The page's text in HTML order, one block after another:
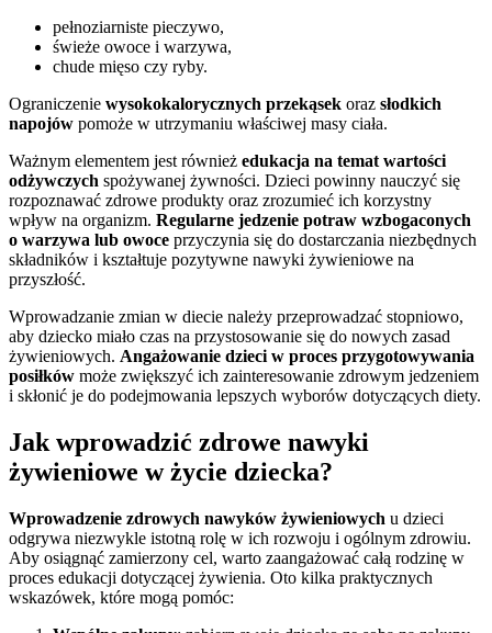
pełnoziarniste pieczywo,
świeże owoce i warzywa,
chude mięso czy ryby.
Ograniczenie wysokokalorycznych przekąsek oraz słodkich
napojów pomoże w utrzymaniu właściwej masy ciała.
Ważnym elementem jest również edukacja na temat wartości
odżywczych spożywanej żywności. Dzieci powinny nauczyć się
rozpoznawać zdrowe produkty oraz zrozumieć ich korzystny
wpływ na organizm. Regularne jedzenie potraw wzbogaconych
o warzywa lub owoce przyczynia się do dostarczania niezbędnych
składników i kształtuje pozytywne nawyki żywieniowe na
przyszłość.
Wprowadzanie zmian w diecie należy przeprowadzać stopniowo,
aby dziecko miało czas na przystosowanie się do nowych zasad
żywieniowych. Angażowanie dzieci w proces przygotowywania
posiłków może zwiększyć ich zainteresowanie zdrowym jedzeniem
i skłonić je do podejmowania lepszych wyborów dotyczących diety.
Jak wprowadzić zdrowe nawyki
żywieniowe w życie dziecka?
Wprowadzenie zdrowych nawyków żywieniowych u dzieci
odgrywa niezwykle istotną rolę w ich rozwoju i ogólnym zdrowiu.
Aby osiągnąć zamierzony cel, warto zaangażować całą rodzinę w
proces edukacji dotyczącej żywienia. Oto kilka praktycznych
wskazówek, które mogą pomóc: